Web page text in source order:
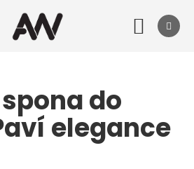
do
elegance